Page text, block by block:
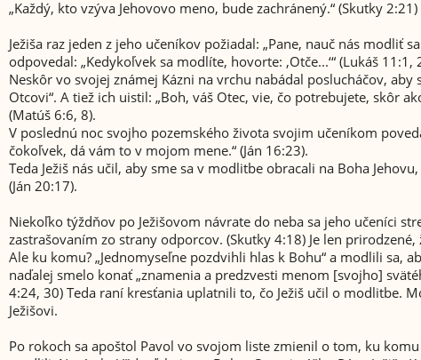
„Každý, kto vzýva Jehovovo meno, bude zachránený.“ ​(Skutky 2:21)
Ježiša raz jeden z jeho učeníkov požiadal: „Pane, nauč nás modliť
odpovedal: „Kedykoľvek sa modlíte, hovorte: ‚Otče...‘“ (Lukáš 11:1,
Neskôr vo svojej známej Kázni na vrchu nabádal poslucháčov, aby
Otcovi“. A tiež ich uistil: „Boh, váš Otec, vie, čo potrebujete, skôr
(Matúš 6:6, 8).
V poslednú noc svojho pozemského života svojim učeníkom
čokoľvek, dá vám to v mojom mene.“ (Ján 16:23).
Teda Ježiš nás učil, aby sme sa v modlitbe obracali na Boha
(Ján 20:17).
Niekoľko týždňov po Ježišovom návrate do neba sa jeho učeníci
zastrašovaním zo strany odporcov. (Skutky 4:18) Je len
Ale ku komu? „Jednomyseľne pozdvihli hlas k Bohu“ a modlili sa,
naďalej smelo konať „znamenia a predzvesti menom [svojho]
4:24, 30) Teda raní kresťania uplatnili to, čo Ježiš učil o modlitbe.
Ježišovi.
Po rokoch sa apoštol Pavol vo svojom liste zmienil o tom, ku